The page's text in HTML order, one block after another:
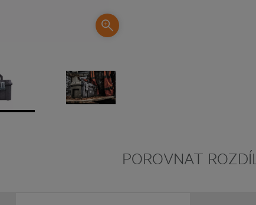
POROVNAT